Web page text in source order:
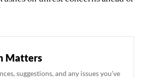
Matters
suggestions, and any issues you've